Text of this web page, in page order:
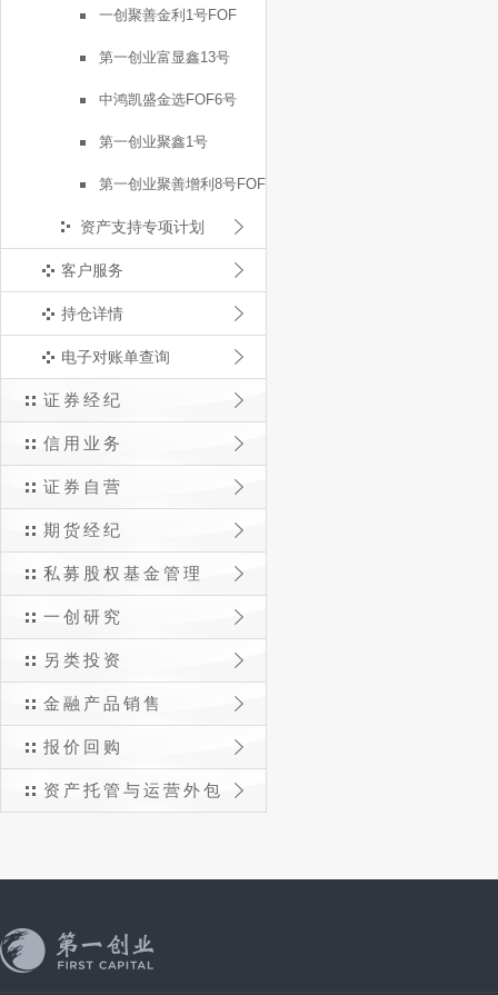
一创聚善金利1号FOF
第一创业富显鑫13号
中鸿凯盛金选FOF6号
第一创业聚鑫1号
第一创业聚善增利8号FOF
资产支持专项计划
客户服务
持仓详情
电子对账单查询
证券经纪
信用业务
证券自营
期货经纪
私募股权基金管理
一创研究
另类投资
金融产品销售
报价回购
资产托管与运营外包